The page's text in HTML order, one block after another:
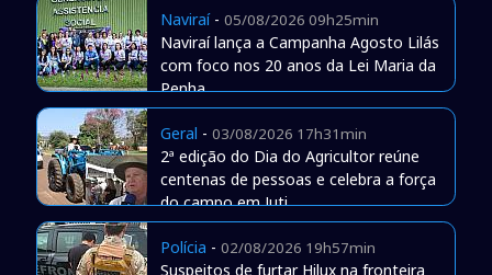
Naviraí- 05/08/2026 09h25min
Naviraí lança a Campanha Agosto Lilás
com foco nos 20 anos da Lei Maria da
Penha
Geral - 03/08/2026 17h31min
2ª edição do Dia do Agricultor reúne
centenas de pessoas e celebra a força
do campo em Juti
Polícia - 02/08/2026 19h57min
Suspeitos de furtar Hilux na fronteira